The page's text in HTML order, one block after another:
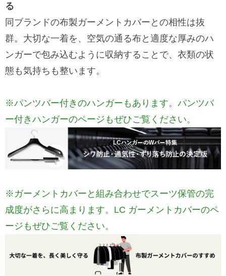
る
同ブランドの布製ガーメントカバーとの相性は抜
群。大切な一着を、空気の通る布と適度な厚みのハ
ンガーで包み込むように収納することで、衣類の状
態も気持ちも整います。
※パンツバー付きのハンガーもあります。パンツバ
ー付きハンガーのページもぜひご覧ください。
※ガーメントカバーと組み合わせでスーツ保管の完
成度がさらに高まります。LC ガーメントカバーのペ
ージもぜひご覧ください。